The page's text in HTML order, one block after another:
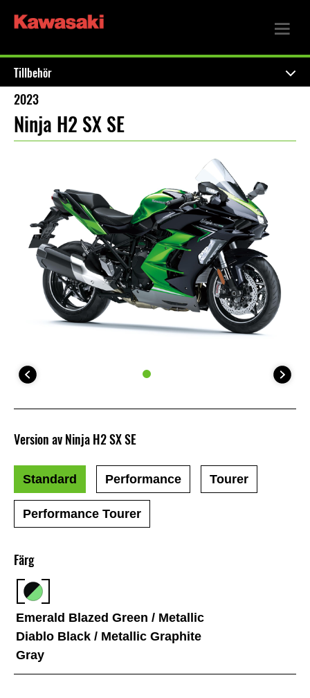
Tillbehör
2023
Ninja H2 SX SE
Färg
Emerald Blazed Green / Metallic
Diablo Black / Metallic Graphite
Gray
Version av Ninja H2 SX SE
Standard Performance Tourer
Performance Tourer